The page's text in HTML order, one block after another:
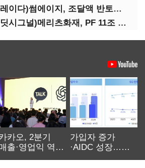
[IB토마토](유증레이다)썸에이지, 조달액 반토막…시총 200억 못 넘으면 철회
[IB토마토](크레딧시그널)메리츠화재, PF 11조 노출…부동산 사업성 저하 우려
카오, 2분기
출·영업익 역대
가입자 증가
·AIDC 성장…